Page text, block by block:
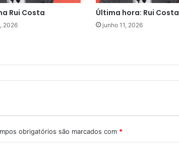
Rui Costa
2026
Última hora: Rui Costa
junho 11, 2026
obrigatórios são marcados com *